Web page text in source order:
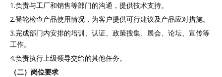
1.负责与工厂和销售等部门的沟通，提供技术支持。
2.登轮检查产品使用情况，为客户提供可行建议及产品应对措施。
3.完成部门内安排的培训、认证、政策搜集、展会、论坛、宣传等
工作。
4.负责执行上级领导交给的其他任务。
（二） 岗位要求